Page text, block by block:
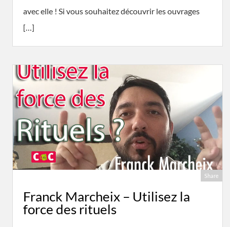
avec elle ! Si vous souhaitez découvrir les ouvrages
[…]
Share
Franck Marcheix – Utilisez la
force des rituels